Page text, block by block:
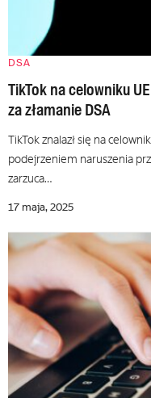
DSA
TikTok na celowniku
za złamanie DSA
TikTok znalazł się na
podejrzeniem naruszenia
zarzuca…
17 maja, 2025